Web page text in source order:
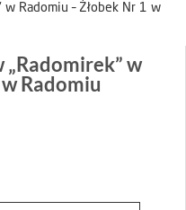
w Radomiu – Żłobek Nr 1 w
„Radomirek” w
Radomiu